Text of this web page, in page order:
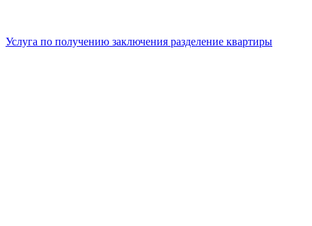
Услуга по получению заключения разделение квартиры